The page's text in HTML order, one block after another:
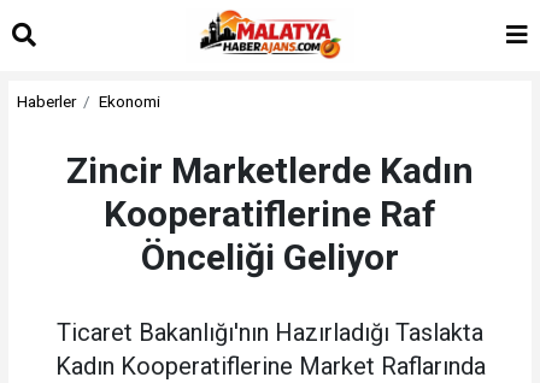
Haberler Ekonomi
Zincir Marketlerde Kadın
Kooperatiflerine Raf
Önceliği Geliyor
Ticaret Bakanlığı'nın Hazırladığı Taslakta
Kadın Kooperatiflerine Market Raflarında